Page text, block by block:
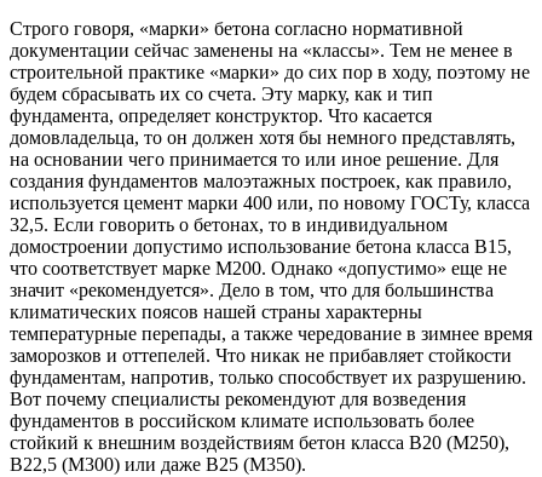
Строго говоря, «марки» бетона согласно нормативной
документации сейчас заменены на «классы». Тем не менее в
строительной практике «марки» до сих пор в ходу, поэтому не
будем сбрасывать их со счета. Эту марку, как и тип
фундамента, определяет конструктор. Что касается
домовладельца, то он должен хотя бы немного представлять,
на основании чего принимается то или иное решение. Для
создания фундаментов малоэтажных построек, как правило,
используется цемент марки 400 или, по новому ГОСТу, класса
32,5. Если говорить о бетонах, то в индивидуальном
домостроении допустимо использование бетона класса В15,
что соответствует марке М200. Однако «допустимо» еще не
значит «рекомендуется». Дело в том, что для большинства
климатических поясов нашей страны характерны
температурные перепады, а также чередование в зимнее время
заморозков и оттепелей. Что никак не прибавляет стойкости
фундаментам, напротив, только способствует их разрушению.
Вот почему специалисты рекомендуют для возведения
фундаментов в российском климате использовать более
стойкий к внешним воздействиям бетон класса В20 (М250),
B22,5 (М300) или даже В25 (М350).